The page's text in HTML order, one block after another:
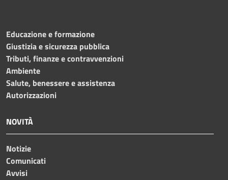
Educazione e formazione
Giustizia e sicurezza pubblica
Tributi, finanze e contravvenzioni
Ambiente
Salute, benessere e assistenza
Autorizzazioni
NOVITÀ
Notizie
Comunicati
Avvisi